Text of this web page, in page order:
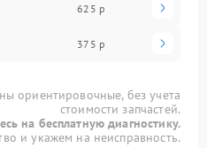
625 р
375 р
ориентировочные, без учета
стоимости запчастей.
на бесплатную диагностику.
и укажем на неисправность.